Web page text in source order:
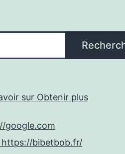
sur Obtenir plus
google.com
https://bibetbob.fr/